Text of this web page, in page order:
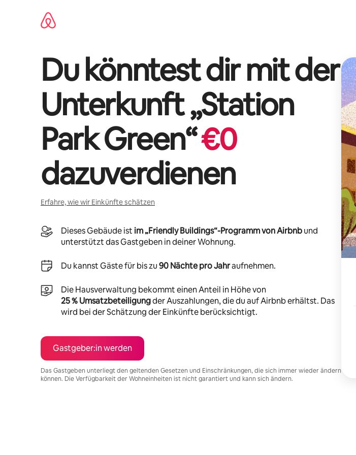
Du könntest dir mit der
Unterkunft „Station
Park Green“€0
dazuverdienen
Erfahre, wie wir Einkünfte schätzen
Dieses Gebäude ist im „Friendly Buildings“-Programm von Airbnbund
unterstützt das Gastgeben in deiner Wohnung.
Du kannst Gäste für bis zu90 Nächte pro Jahraufnehmen.
Die Hausverwaltung bekommt einen Anteil in Höhe von
25 % Umsatzbeteiligungder Auszahlungen, die du auf Airbnb erhältst. Das
wird bei der Schätzung der Einkünfte berücksichtigt.
Gastgeber:in werden
Das Gastgeben unterliegt den geltenden Gesetzen und Einschränkungen, die sich immer wieder ändern
können. Die Verfügbarkeit der Wohneinheiten ist nicht garantiert und kann sich ändern.